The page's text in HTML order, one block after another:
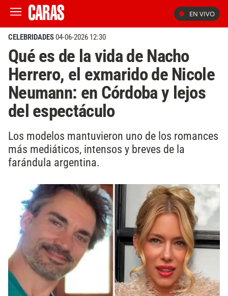
EN VIVO
CELEBRIDADES04-06-2026 12:30
Qué es de la vida de Nacho
Herrero, el exmarido de Nicole
Neumann: en Córdoba y lejos
del espectáculo
Los modelos mantuvieron uno de los romances
más mediáticos, intensos y breves de la
farándula argentina.